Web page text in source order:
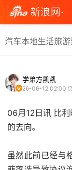
新浪网·
汽车本地生活旅游
学弟方凯凯
26-06-12 02:00
06月12日讯 比
的去向。
虽然此前已经与